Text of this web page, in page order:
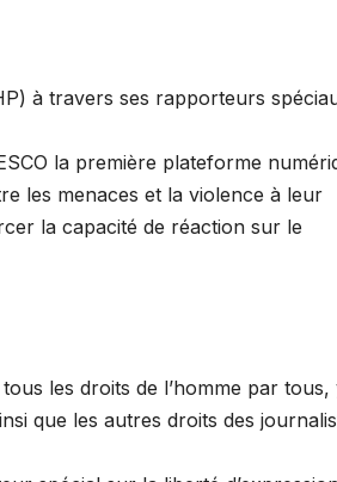
à travers ses rapporteurs
la première plateforme
les menaces et la violence à leur
la capacité de réaction sur le
les droits de l’homme par tous,
que les autres droits des